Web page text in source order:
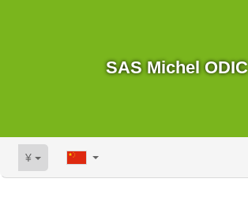
SAS Michel ODIC
¥